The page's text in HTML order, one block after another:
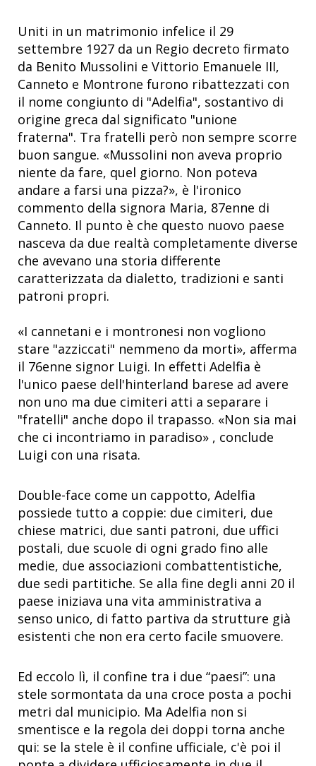
Uniti in un matrimonio infelice il 29
settembre 1927 da un Regio decreto firmato
da Benito Mussolini e Vittorio Emanuele III,
Canneto e Montrone furono ribattezzati con
il nome congiunto di "Adelfia", sostantivo di
origine greca dal significato "unione
fraterna". Tra fratelli però non sempre scorre
buon sangue. «Mussolini non aveva proprio
niente da fare, quel giorno. Non poteva
andare a farsi una pizza?», è l'ironico
commento della signora Maria, 87enne di
Canneto. Il punto è che questo nuovo paese
nasceva da due realtà completamente diverse
che avevano una storia differente
caratterizzata da dialetto, tradizioni e santi
patroni propri.
«I cannetani e i montronesi non vogliono
stare "azziccati" nemmeno da morti», afferma
il 76enne signor Luigi. In effetti Adelfia è
l'unico paese dell'hinterland barese ad avere
non uno ma due cimiteri atti a separare i
"fratelli" anche dopo il trapasso. «Non sia mai
che ci incontriamo in paradiso» , conclude
Luigi con una risata.
Double-face come un cappotto, Adelfia
possiede tutto a coppie: due cimiteri, due
chiese matrici, due santi patroni, due uffici
postali, due scuole di ogni grado fino alle
medie, due associazioni combattentistiche,
due sedi partitiche. Se alla fine degli anni 20 il
paese iniziava una vita amministrativa a
senso unico, di fatto partiva da strutture già
esistenti che non era certo facile smuovere.
Ed eccolo lì, il confine tra i due “paesi”: una
stele sormontata da una croce posta a pochi
metri dal municipio. Ma Adelfia non si
smentisce e la regola dei doppi torna anche
qui: se la stele è il confine ufficiale, c'è poi il